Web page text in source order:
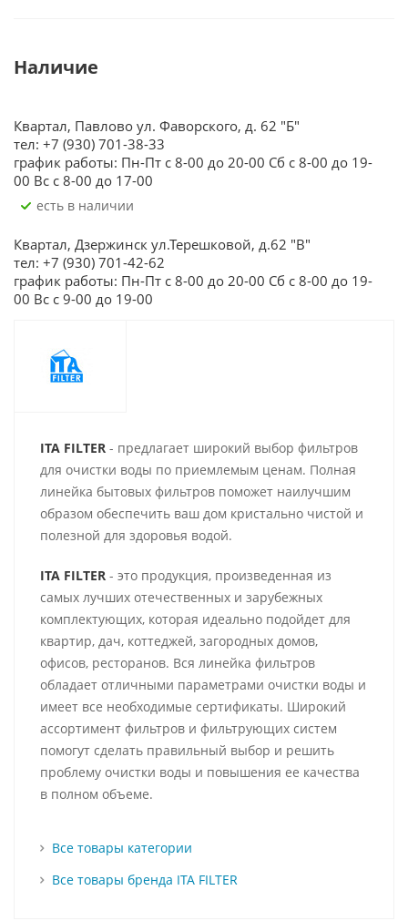
Наличие
Квартал, Павлово ул. Фаворского, д. 62 "Б"
тел: +7 (930) 701-38-33
график работы: Пн-Пт с 8-00 до 20-00 Сб с 8-00 до 19-
00 Вс с 8-00 до 17-00
Есть в наличии
Квартал, Дзержинск ул.Терешковой, д.62 "В"
тел: +7 (930) 701-42-62
график работы: Пн-Пт с 8-00 до 20-00 Сб с 8-00 до 19-
00 Вс с 9-00 до 19-00
ITA FILTER - предлагает широкий выбор фильтров
для очистки воды по приемлемым ценам. Полная
линейка бытовых фильтров поможет наилучшим
образом обеспечить ваш дом кристально чистой и
полезной для здоровья водой.
ITA FILTER - это продукция, произведенная из
самых лучших отечественных и зарубежных
комплектующих, которая идеально подойдет для
квартир, дач, коттеджей, загородных домов,
офисов, ресторанов. Вся линейка фильтров
обладает отличными параметрами очистки воды и
имеет все необходимые сертификаты. Широкий
ассортимент фильтров и фильтрующих систем
помогут сделать правильный выбор и решить
проблему очистки воды и повышения ее качества
в полном объеме.
Все товары категории
Все товары бренда ITA FILTER